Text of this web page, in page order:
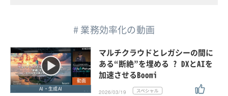
# 業務効率化の動画
動画
AI・生成AI
マルチクラウドとレガシーの間に
ある“断絶”を埋める ? DXとAIを
加速させるBoomi
2026/03/19